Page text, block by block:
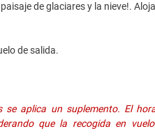
de glaciares y la nieve!.
de salida.
aplica un suplemento. El
que la recogida en